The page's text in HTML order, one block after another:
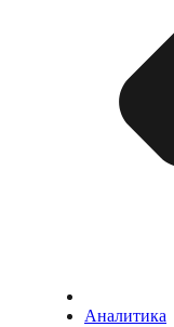
Аналитика